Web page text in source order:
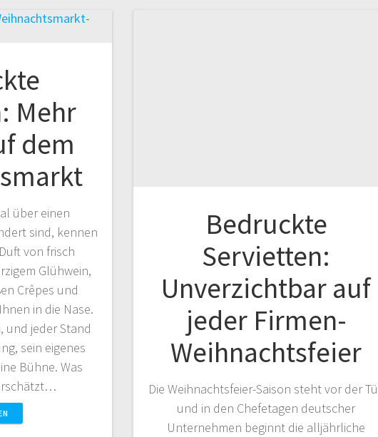
Mehr
dem
über einen
sind, kennen
von frisch
Glühwein,
Crêpes und
in die Nase.
und jeder Stand
sein eigenes
Bühne. Was
Bedruckte
Servietten:
Unverzichtbar auf
jeder Firmen-
Weihnachtsfeier
Die Weihnachtsfeier-Saison steht vor der
und in den Chefetagen deutscher
Unternehmen beginnt die alljährliche